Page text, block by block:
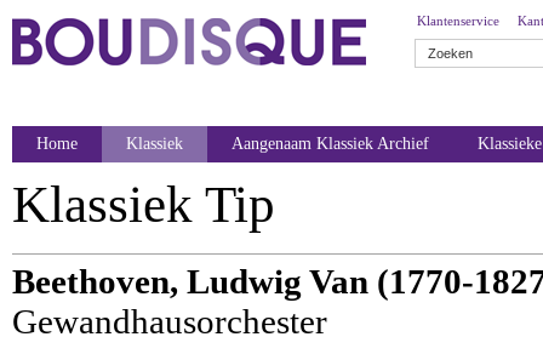
Klantenservice
Home Klassiek Aangenaam Klassiek Archief
Klassiek Tip
Beethoven, Ludwig Van (1770-
Gewandhausorchester